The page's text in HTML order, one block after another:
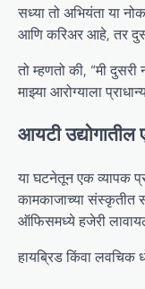
सध्या तो अभियंता या
आणि करिअर आहे, तर
तो म्हणतो की, “मी
माझ्या आरोग्याला
आयटी उद्योगातील
या घटनेतून एक व्यापक
कामकाजाच्या
ऑफिसमध्ये हजेरी
हायब्रिड किंवा लवचिक